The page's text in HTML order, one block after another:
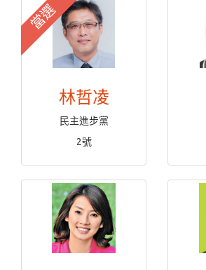
當選
林哲凌
民主進步黨
2號